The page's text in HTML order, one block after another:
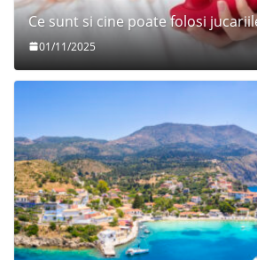
Ce sunt si cine poate folosi
01/11/2025